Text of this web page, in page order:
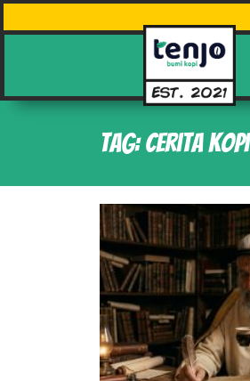
Tag: cerita kopi